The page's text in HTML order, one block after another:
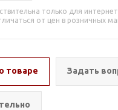
только для
от цен в розничных
товаре Задать